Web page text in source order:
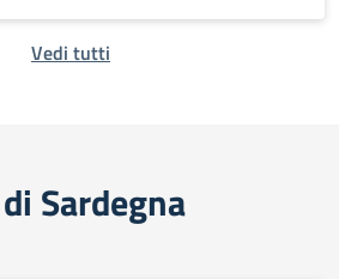
Vedi tutti
Sardegna